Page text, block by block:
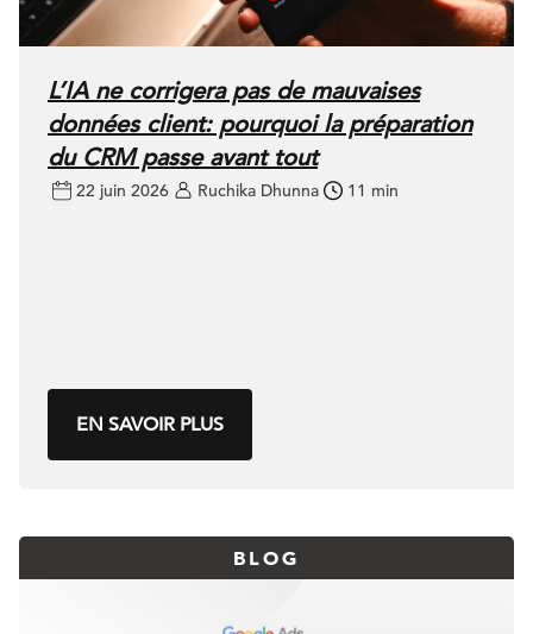
L’IA ne corrigera pas de mauvaises
données client: pourquoi la préparation
du CRM passe avant tout
22 juin 2026 Ruchika Dhunna 11 min
EN SAVOIR PLUS
BLOG